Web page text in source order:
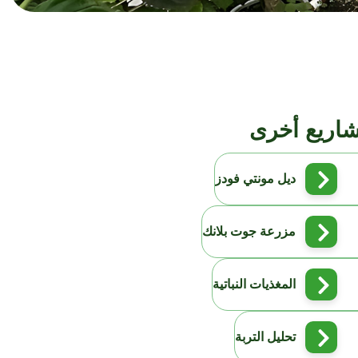
أخرى
ديل مونتي فودز
مزرعة جوت بلانك
المغذيات النباتية
تحليل التربة